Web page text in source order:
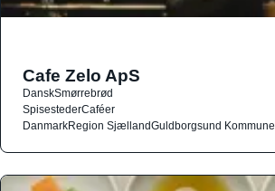
Cafe Zelo ApS
DanskSmørrebrød
SpisestederCaféer
DanmarkRegion SjællandGuldborgsund Kommune